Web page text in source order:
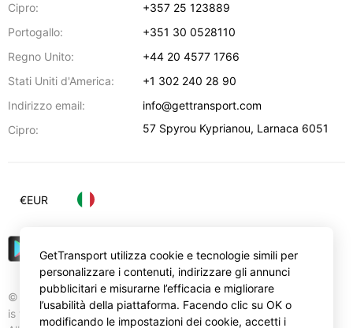
Cipro:
+357 25 123889
Portogallo:
+351 30 0528110
Regno Unito:
+44 20 4577 1766
Stati Uniti d'America:
+1 302 240 28 90
Indirizzo email:
info@gettransport.com
Cipro:
57 Spyrou Kyprianou, Larnaca 6051
© Gettransport International Limited. GetTransport®
is trademark of Gettransport International Limited.
€EUR
GetTransport utilizza cookie e tecnologie simili per
personalizzare i contenuti, indirizzare gli annunci
pubblicitari e misurarne l’efficacia e migliorare
l’usabilità della piattaforma. Facendo clic su OK o
modificando le impostazioni dei cookie, accetti i